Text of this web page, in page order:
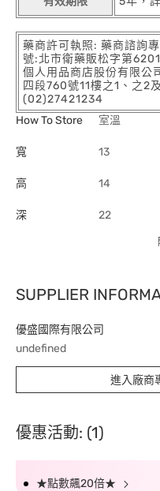
藥商許可執照: 藥商諮詢
號:北市衛藥販松字第
個人用品商店股份有限公
四段760號11樓之1、之2
(02)27421234
How To Store
室溫
寬 13
高 14
深 22
SUPPLIER
優盛國際有限公司
undefined
進入廠商
優惠活動: (1)
★點數飆20倍★